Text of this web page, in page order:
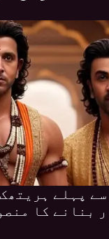
پہلے
بنانے کا